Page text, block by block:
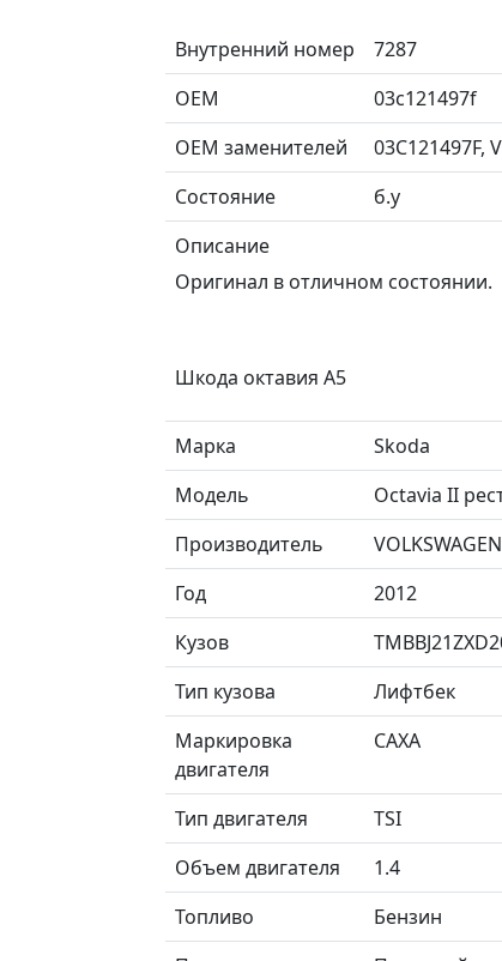
Внутренний номер
7287
ОЕМ
03c121497f
ОЕМ заменителей
03C121497F,
Состояние
б.у
Описание
Оригинал в отличном состоянии.
Шкода октавия А5
Марка
Skoda
Модель
Octavia II
Производитель
VOLKSWAGEN
Год
2012
Кузов
Тип кузова
Лифтбек
Маркировка
двигателя
CAXA
Тип двигателя
TSI
Объем двигателя
1.4
Топливо
Бензин